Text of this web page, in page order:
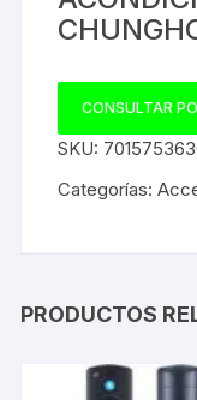
CONSULTAR
SKU:
Categorías:
PRODUCTOS